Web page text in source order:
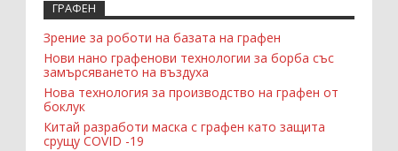
ГРАФЕН
Зрение за роботи на базата на графен
Нови нано графенови технологии за борба със
замърсяването на въздуха
Нова технология за производство на графен от
боклук
Китай разработи маска с графен като защита
срущу COVID -19